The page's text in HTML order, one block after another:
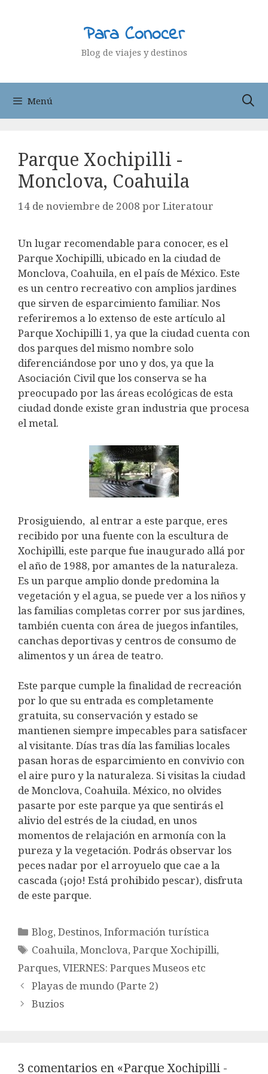
Para Conocer
Blog de viajes y destinos
Menú
Parque Xochipilli -
Monclova, Coahuila
14 de noviembre de 2008 por Literatour
Un lugar recomendable para conocer, es el
Parque Xochipilli, ubicado en la ciudad de
Monclova, Coahuila, en el país de México. Este
es un centro recreativo con amplios jardines
que sirven de esparcimiento familiar. Nos
referiremos a lo extenso de este artículo al
Parque Xochipilli 1, ya que la ciudad cuenta con
dos parques del mismo nombre solo
diferenciándose por uno y dos, ya que la
Asociación Civil que los conserva se ha
preocupado por las áreas ecológicas de esta
ciudad donde existe gran industria que procesa
el metal.
Prosiguiendo, al entrar a este parque, eres
recibido por una fuente con la escultura de
Xochipìlli, este parque fue inaugurado allá por
el año de 1988, por amantes de la naturaleza.
Es un parque amplio donde predomina la
vegetación y el agua, se puede ver a los niños y
las familias completas correr por sus jardines,
también cuenta con área de juegos infantiles,
canchas deportivas y centros de consumo de
alimentos y un área de teatro.
Este parque cumple la finalidad de recreación
por lo que su entrada es completamente
gratuita, su conservación y estado se
mantienen siempre impecables para satisfacer
al visitante. Días tras día las familias locales
pasan horas de esparcimiento en convivio con
el aire puro y la naturaleza. Si visitas la ciudad
de Monclova, Coahuila. México, no olvides
pasarte por este parque ya que sentirás el
alivio del estrés de la ciudad, en unos
momentos de relajación en armonía con la
pureza y la vegetación. Podrás observar los
peces nadar por el arroyuelo que cae a la
cascada (¡ojo! Está prohibido pescar), disfruta
de este parque.
Categorías
Blog,Destinos,Información turística
Etiquetas
Coahuila,Monclova,Parque Xochipilli,
Parques, VIERNES: Parques Museos etc
Playas de mundo (Parte 2)
Buzios
3 comentarios en «Parque Xochipilli -